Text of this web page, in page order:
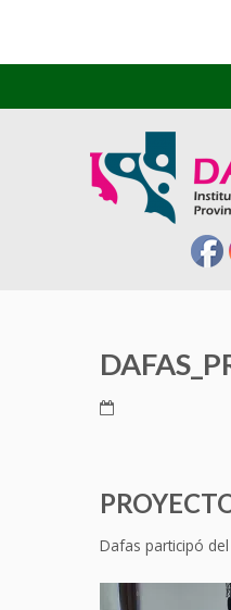
Dafas participó